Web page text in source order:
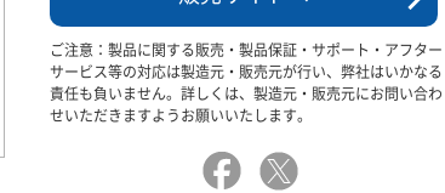
ご注意：製品に関する販売・製品保証・サポート・アフター
サービス等の対応は製造元・販売元が行い、弊社はいかなる
責任も負いません。詳しくは、製造元・販売元にお問い合わ
せいただきますようお願いいたします。